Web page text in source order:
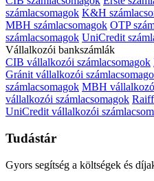
számlacsomagok K&H
MBH számlacsomagok OTP
számlacsomagok UniCredit
Vállalkozói bankszámlák
CIB vállalkozói számlacsomagok
Gránit vállalkozói
számlacsomagok MBH
vállalkozói számlacsomagok
UniCredit vállalkozói
Tudástár
Gyors segítség a költségek és